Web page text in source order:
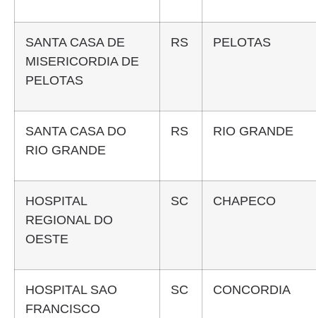
SANTA CASA DE
MISERICORDIA DE
PELOTAS
RS PELOTAS
SANTA CASA DO
RIO GRANDE
RS RIO GRANDE
HOSPITAL
REGIONAL DO
OESTE
SC CHAPECO
HOSPITAL SAO
FRANCISCO
SC CONCORDIA